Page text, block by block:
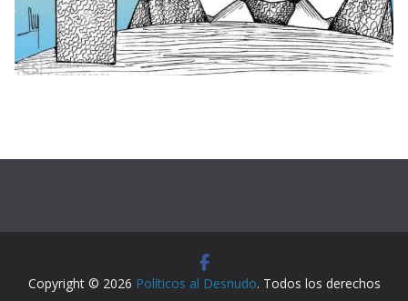
Copyright © 2026 Políticos al Desnudo. Todos los derechos